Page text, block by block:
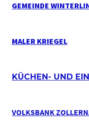
GEMEINDE
MALER KRIEGEL
KÜCHEN- UND
VOLKSBANK